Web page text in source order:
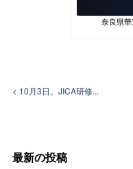
奈良県
< 10月3日。JICA研修...
最新の投稿